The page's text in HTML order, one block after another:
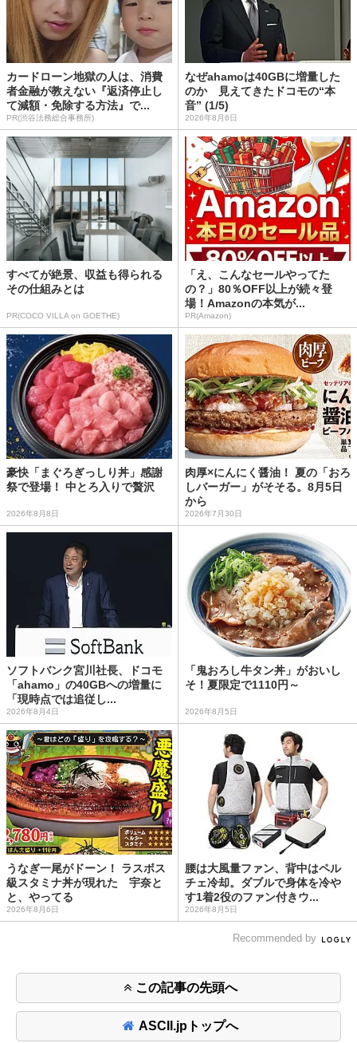
カードローン地獄の人は、消費
者金融が教えない『返済停止し
て減額・免除する方法』で...
PR(渋谷法務総合事務所)
なぜahamoは40GBに増量した
のか 見えてきたドコモの“本
音” (1/5)
2026年8月6日
すべてが絶景、収益も得られる
その仕組みとは
PR(COCO VILLA on GOETHE)
「え、こんなセールやってた
の？」80％OFF以上が続々登
場！Amazonの本気が...
PR(Amazon)
豪快「まぐろぎっしり丼」感謝
祭で登場！ 中とろ入りで贅沢
2026年8月8日
肉厚×にんにく醤油！ 夏の「おろ
しバーガー」がそそる。8月5日
から
2026年7月30日
ソフトバンク宮川社長、ドコモ
「ahamo」の40GBへの増量に
「現時点では追従し...
2026年8月4日
「鬼おろし牛タン丼」がおいし
そ！夏限定で1110円～
2026年8月5日
うなぎ一尾がドーン！ ラスボス
級スタミナ丼が現れた 宇奈と
と、やってる
2026年8月6日
腰は大風量ファン、背中はペル
チェ冷却。ダブルで身体を冷や
す1着2役のファン付きウ...
2026年8月5日
Recommended by
この記事の先頭へ
ASCII.jpトップへ